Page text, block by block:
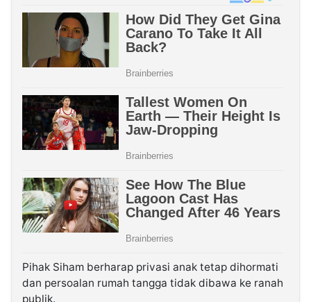
Pihak Siham berharap privasi anak tetap dihormati
dan persoalan rumah tangga tidak dibawa ke ranah
publik.